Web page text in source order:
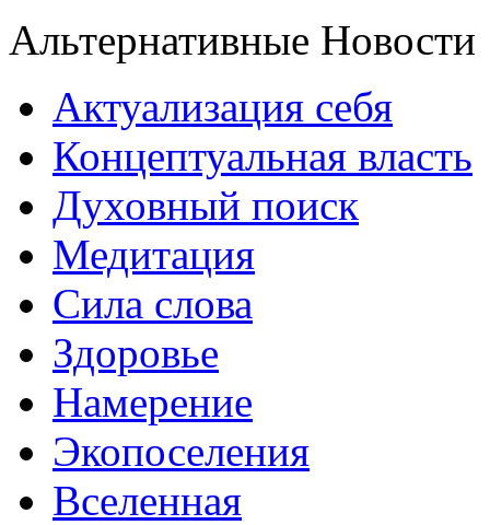
Альтернативные Новости
Актуализация себя
Концептуальная власть
Духовный поиск
Медитация
Сила слова
Здоровье
Намерение
Экопоселения
Вселенная